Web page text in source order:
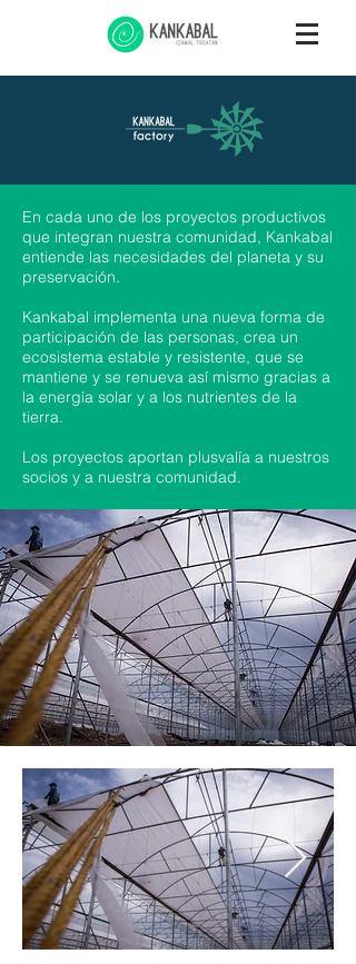
En cada uno de los proyectos productivos
que integran nuestra comunidad, Kankabal
entiende las necesidades del planeta y su
preservación.
Kankabal implementa una nueva forma de
participación de las personas, crea un
ecosistema estable y resistente, que se
mantiene y se renueva así mismo gracias a
la energía solar y a los nutrientes de la
tierra.
Los proyectos aportan plusvalía a nuestros
socios y a nuestra comunidad.